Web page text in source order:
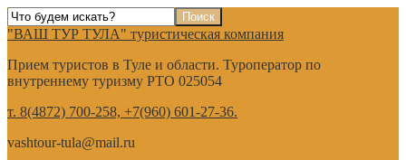
"ВАШ ТУР ТУЛА" туристическая компания
Прием туристов в Туле и области. Туроператор по
внутреннему туризму РТО 025054
т. 8(4872) 700-258, +7(960) 601-27-36.
vashtour-tula@mail.ru